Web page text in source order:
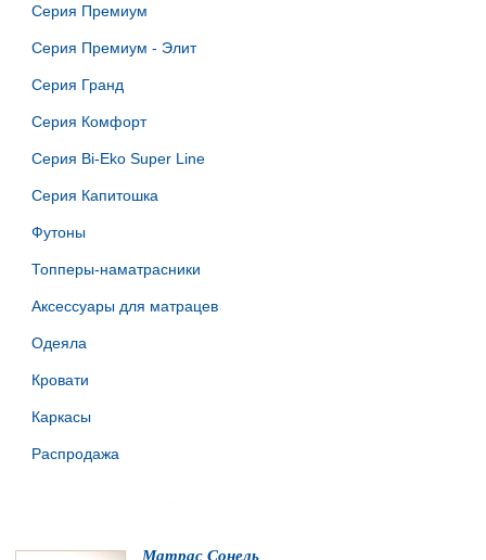
Серия Премиум
Серия Премиум - Элит
Серия Гранд
Серия Комфорт
Серия Bi-Eko Super Line
Серия Капитошка
Футоны
Топперы-наматрасники
Аксессуары для матрацев
Одеяла
Кровати
Каркасы
Распродажа
Матрас Сонель